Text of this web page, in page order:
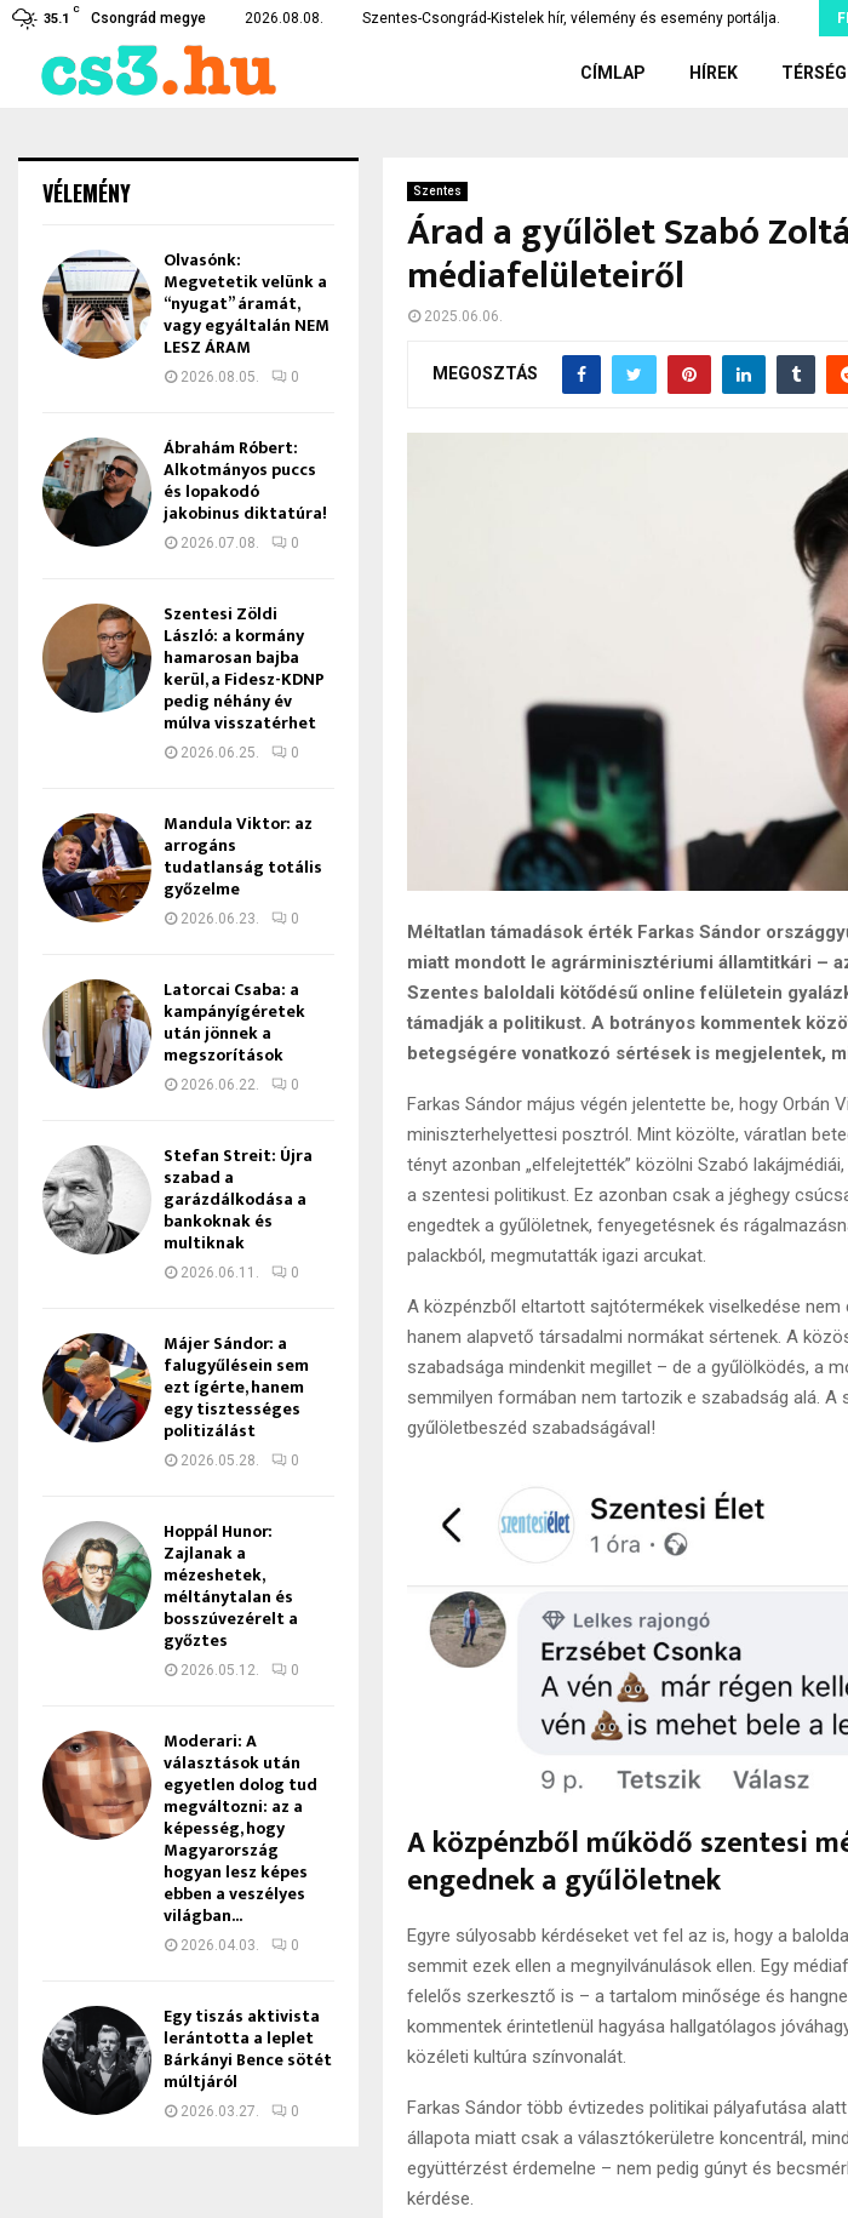
35.1
C
Csongrád megye 2026.08.08. Szentes-Csongrád-Kistelek hír, vélemény és esemény portálja.
betegellátó egységeit A tetejére borult egy autó Csongrád közelében,…
CÍMLAP HÍREK TÉRSÉG
Szentes
Árad a gyűlölet Szabó
médiafelületeiről
2025.06.06.
MEGOSZTÁS
Méltatlan támadások érték Farkas Sándor
miatt mondott le agrárminisztériumi államtitkári –
Szentes baloldali kötődésű online felületein
támadják a politikust. A botrányos kommentek
betegségére vonatkozó sértések is megjelentek,
Farkas Sándor május végén jelentette be, hogy
miniszterhelyettesi posztról. Mint közölte, váratlan
tényt azonban „elfelejtették” közölni Szabó
a szentesi politikust. Ez azonban csak a jéghegy
engedtek a gyűlöletnek, fenyegetésnek és
palackból, megmutatták igazi arcukat.
A közpénzből eltartott sajtótermékek viselkedése
hanem alapvető társadalmi normákat sértenek. A
szabadsága mindenkit megillet – de a gyűlölködés, a
semmilyen formában nem tartozik e szabadság alá. A
gyűlöletbeszéd szabadságával!
A közpénzből működő szentesi
engednek a gyűlöletnek
Egyre súlyosabb kérdéseket vet fel az is, hogy a
semmit ezek ellen a megnyilvánulások ellen. Egy
felelős szerkesztő is – a tartalom minősége és
kommentek érintetlenül hagyása hallgatólagos
közéleti kultúra színvonalát.
Farkas Sándor több évtizedes politikai pályafutása
állapota miatt csak a választókerületre koncentrál,
együttérzést érdemelne – nem pedig gúnyt és
kérdése.
VÉLEMÉNY
Olvasónk:
Megvetetik velünk a
“nyugat” áramát,
vagy egyáltalán NEM
LESZ ÁRAM
2026.08.05. 0
Ábrahám Róbert:
Alkotmányos puccs
és lopakodó
jakobinus diktatúra!
2026.07.08. 0
Szentesi Zöldi
László: a kormány
hamarosan bajba
kerül, a Fidesz-KDNP
pedig néhány év
múlva visszatérhet
2026.06.25. 0
Mandula Viktor: az
arrogáns
tudatlanság totális
győzelme
2026.06.23. 0
Latorcai Csaba: a
kampányígéretek
után jönnek a
megszorítások
2026.06.22. 0
Stefan Streit: Újra
szabad a
garázdálkodása a
bankoknak és
multiknak
2026.06.11. 0
Májer Sándor: a
falugyűlésein sem
ezt ígérte, hanem
egy tisztességes
politizálást
2026.05.28. 0
Hoppál Hunor:
Zajlanak a
mézeshetek,
méltánytalan és
bosszúvezérelt a
győztes
2026.05.12. 0
Moderari: A
választások után
egyetlen dolog tud
megváltozni: az a
képesség, hogy
Magyarország
hogyan lesz képes
ebben a veszélyes
világban...
2026.04.03. 0
Egy tiszás aktivista
lerántotta a leplet
Bárkányi Bence sötét
múltjáról
2026.03.27. 0